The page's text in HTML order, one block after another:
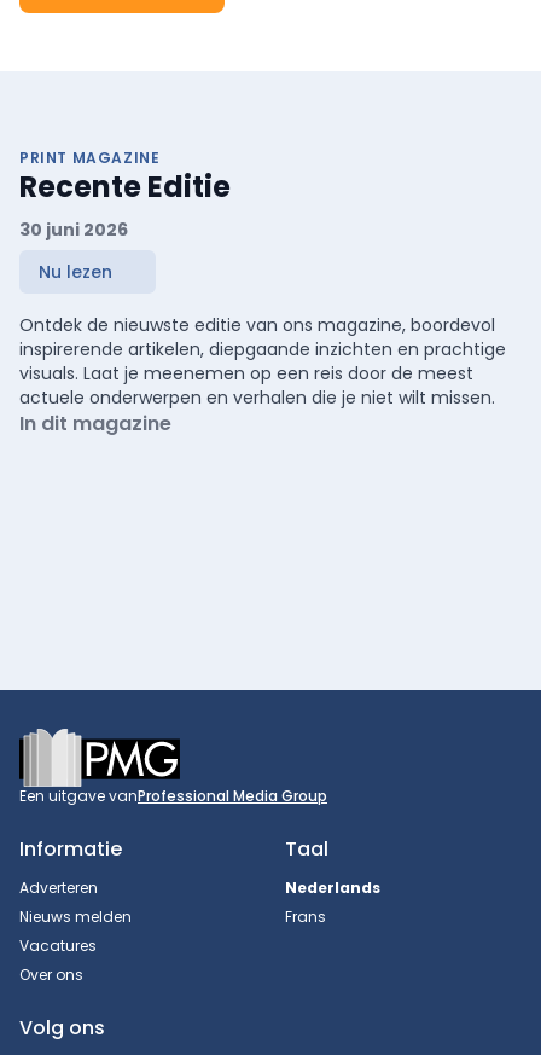
PRINT MAGAZINE
Recente Editie
30 juni 2026
Nu lezen
Ontdek de nieuwste editie van ons magazine, boordevol
inspirerende artikelen, diepgaande inzichten en prachtige
visuals. Laat je meenemen op een reis door de meest
actuele onderwerpen en verhalen die je niet wilt missen.
In dit magazine
Footer
Een uitgave vanProfessional Media Group
Informatie
Adverteren
Nieuws melden
Vacatures
Over ons
Taal
Nederlands
Frans
Volg ons